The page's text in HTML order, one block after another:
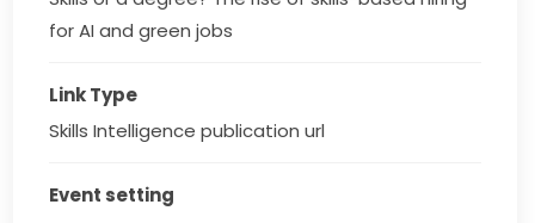
for AI and green jobs
Link Type
Skills Intelligence publication url
Event setting